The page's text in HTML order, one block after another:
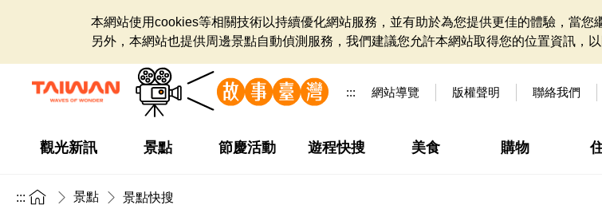
本網站使用cookies等相關技術以持續優化網站服務，並有助於為您提供更佳的體驗，當您
另外，本網站也提供周邊景點自動偵測服務，我們建議您允許本網站取得您的位置資訊，
::: 網站導覽 版權聲明 聯絡我們
觀光新訊 景點 節慶活動 遊程快搜 美食 購物
::: 景點 景點快搜